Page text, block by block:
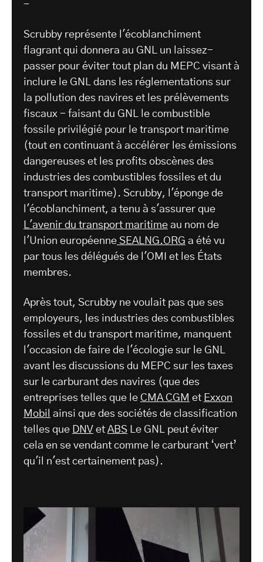
-
Scrubby représente l'écoblanchiment
flagrant qui donnera au GNL un laissez-
passer pour éviter tout plan du MEPC visant à
inclure le GNL dans les réglementations sur
la pollution des navires et les prélèvements
fiscaux - faisant du GNL le combustible
fossile privilégié pour le transport maritime
(tout en continuant à accélérer les émissions
dangereuses et les profits obscènes des
industries des combustibles fossiles et du
transport maritime). Scrubby, l'éponge de
l'écoblanchiment, a tenu à s'assurer que
L'avenir du transport maritime au nom de
l'Union européenne SEALNG.ORG a été vu
par tous les délégués de l'OMI et les États
membres.
Après tout, Scrubby ne voulait pas que ses
employeurs, les industries des combustibles
fossiles et du transport maritime, manquent
l'occasion de faire de l'écologie sur le GNL
avant les discussions du MEPC sur les taxes
sur le carburant des navires (que des
entreprises telles que le CMA CGM et Exxon
Mobil ainsi que des sociétés de classification
telles que DNV et ABS Le GNL peut éviter
cela en se vendant comme le carburant ‘vert’
qu'il n'est certainement pas).